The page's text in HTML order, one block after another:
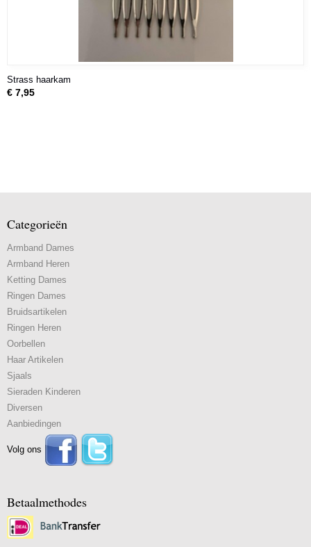
Strass haarkam
€ 7,95
Categorieën
Armband Dames
Armband Heren
Ketting Dames
Ringen Dames
Bruidsartikelen
Ringen Heren
Oorbellen
Haar Artikelen
Sjaals
Sieraden Kinderen
Diversen
Aanbiedingen
Volg ons
Betaalmethodes